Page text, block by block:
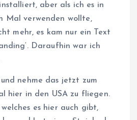
aber als ich es in
Mal verwenden wollte,
mehr, es kam nur ein Text
Daraufhin war ich
nehme das jetzt zum
hier in den USA zu fliegen.
es hier auch gibt,